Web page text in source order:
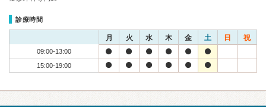
診療時間
月 火 水 木 金 土 日 祝
09:00-13:00
15:00-19:00